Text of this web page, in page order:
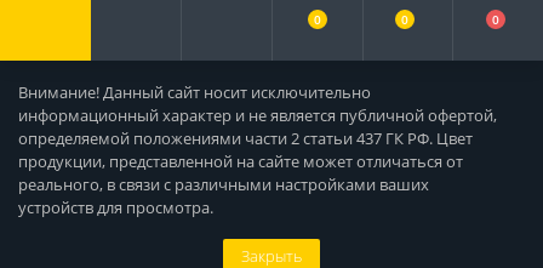
Внимание! Данный сайт носит исключительно
информационный характер и не является публичной офертой,
определяемой положениями части 2 статьи 437 ГК РФ. Цвет
продукции, представленной на сайте может отличаться от
реального, в связи с различными настройками ваших
устройств для просмотра.
Закрыть
0 0 0